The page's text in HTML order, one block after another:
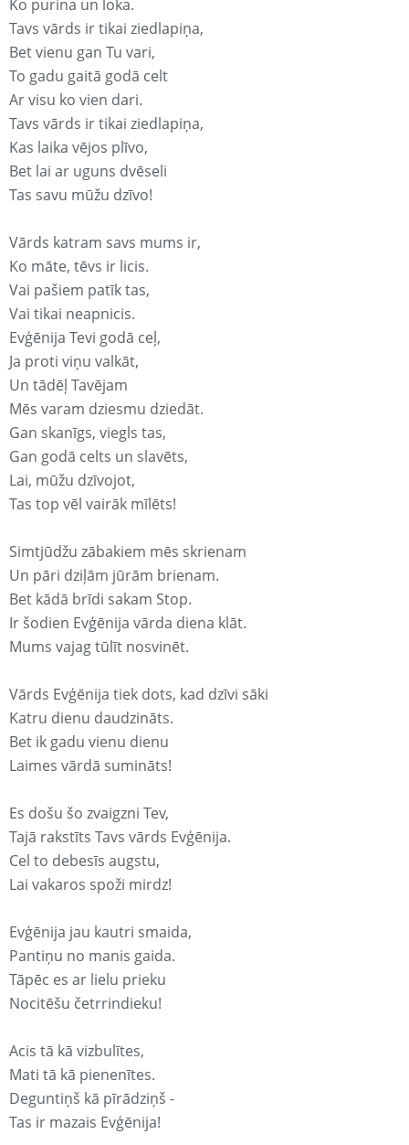
Ko purina un loka.
Tavs vārds ir tikai ziedlapiņa,
Bet vienu gan Tu vari,
To gadu gaitā godā celt
Ar visu ko vien dari.
Tavs vārds ir tikai ziedlapiņa,
Kas laika vējos plīvo,
Bet lai ar uguns dvēseli
Tas savu mūžu dzīvo!
Vārds katram savs mums ir,
Ko māte, tēvs ir licis.
Vai pašiem patīk tas,
Vai tikai neapnicis.
Evģēnija Tevi godā ceļ,
Ja proti viņu valkāt,
Un tādēļ Tavējam
Mēs varam dziesmu dziedāt.
Gan skanīgs, viegls tas,
Gan godā celts un slavēts,
Lai, mūžu dzīvojot,
Tas top vēl vairāk mīlēts!
Simtjūdžu zābakiem mēs skrienam
Un pāri dziļām jūrām brienam.
Bet kādā brīdi sakam Stop.
Ir šodien Evģēnija vārda diena klāt.
Mums vajag tūlīt nosvinēt.
Vārds Evģēnija tiek dots, kad dzīvi sāki
Katru dienu daudzināts.
Bet ik gadu vienu dienu
Laimes vārdā sumināts!
Es došu šo zvaigzni Tev,
Tajā rakstīts Tavs vārds Evģēnija.
Cel to debesīs augstu,
Lai vakaros spoži mirdz!
Evģēnija jau kautri smaida,
Pantiņu no manis gaida.
Tāpēc es ar lielu prieku
Nocitēšu četrrindieku!
Acis tā kā vizbulītes,
Mati tā kā pienenītes.
Deguntiņš kā pīrādziņš -
Tas ir mazais Evģēnija!